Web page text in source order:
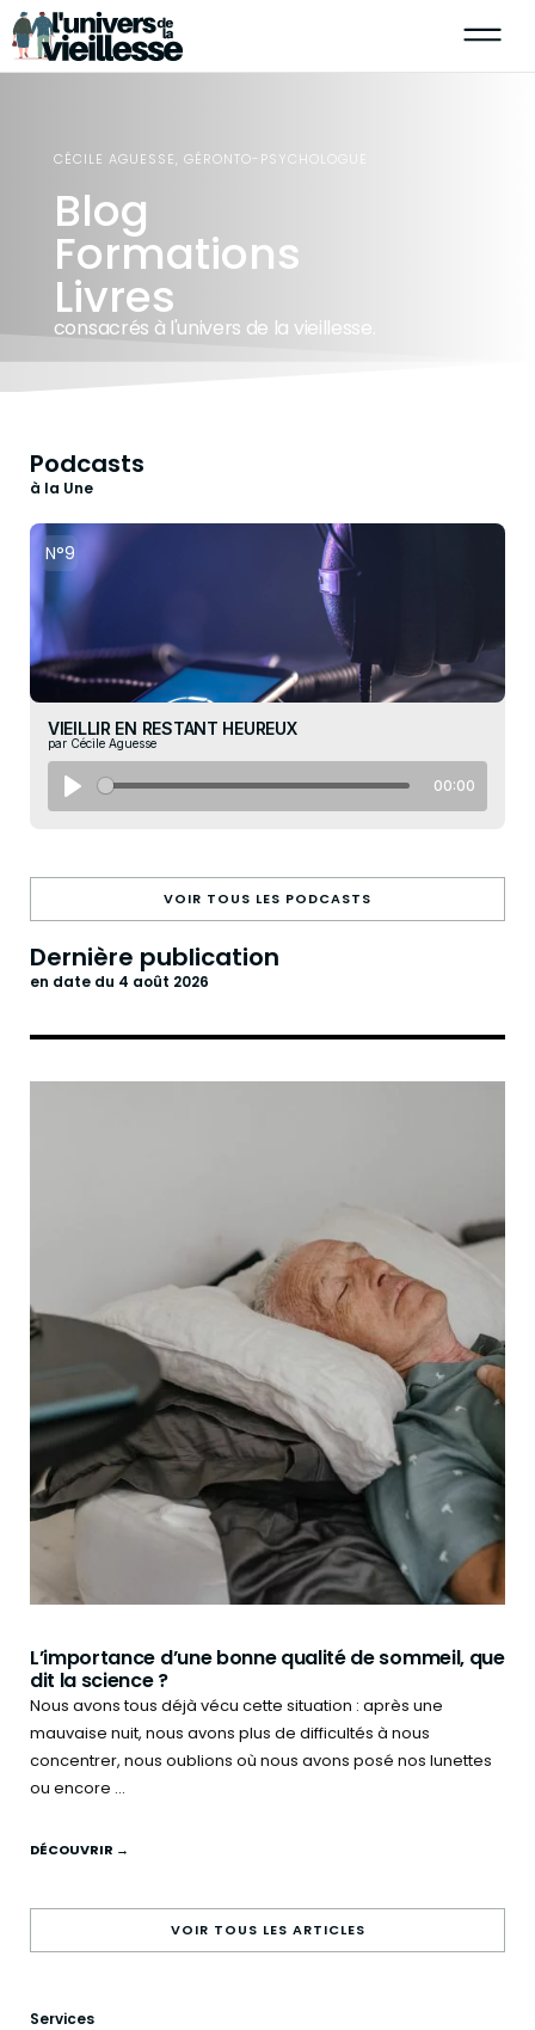
CÉCILE AGUESSE, GÉRONTO-PSYCHOLOGUE
Blog
Formations
Livres
consacrés à l'univers de la vieillesse.
Podcasts
à la Une
N°9
VIEILLIR EN RESTANT HEUREUX
par Cécile Aguesse
00:00
VOIR TOUS LES PODCASTS
Dernière publication
en date du 4 août 2026
L’importance d’une bonne qualité de sommeil, que
dit la science ?
Nous avons tous déjà vécu cette situation : après une
mauvaise nuit, nous avons plus de difficultés à nous
concentrer, nous oublions où nous avons posé nos lunettes
ou encore ...
DÉCOUVRIR →
VOIR TOUS LES ARTICLES
Services